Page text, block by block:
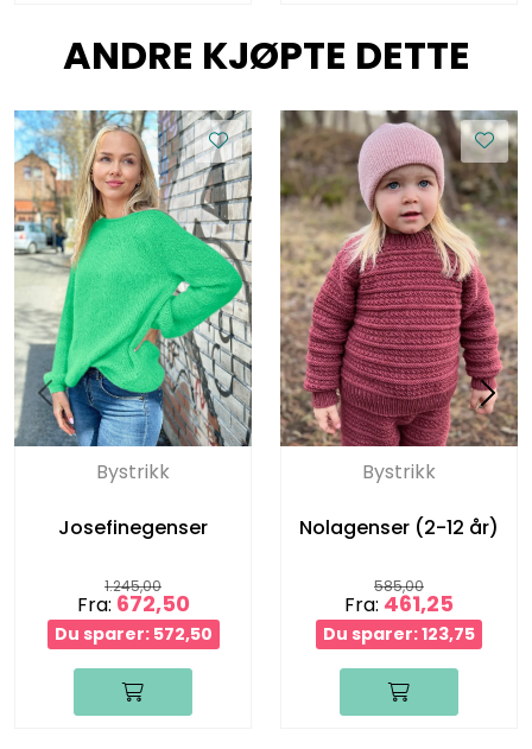
ANDRE KJØPTE DETTE
Bystrikk
Josefinegenser
1.245,00
Fra: 672,50
Du sparer: 572,50
Bystrikk
Nolagenser (2-12 år)
585,00
Fra: 461,25
Du sparer: 123,75